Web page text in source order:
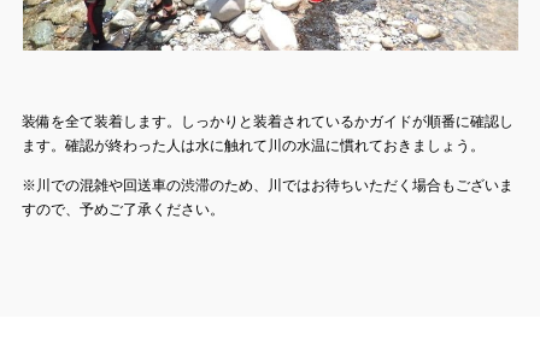
装備を全て装着します。しっかりと装着されているかガイドが順番に確認し
ます。確認が終わった人は水に触れて川の水温に慣れておきましょう。
※川での混雑や回送車の渋滞のため、川ではお待ちいただく場合もございま
すので、予めご了承ください。